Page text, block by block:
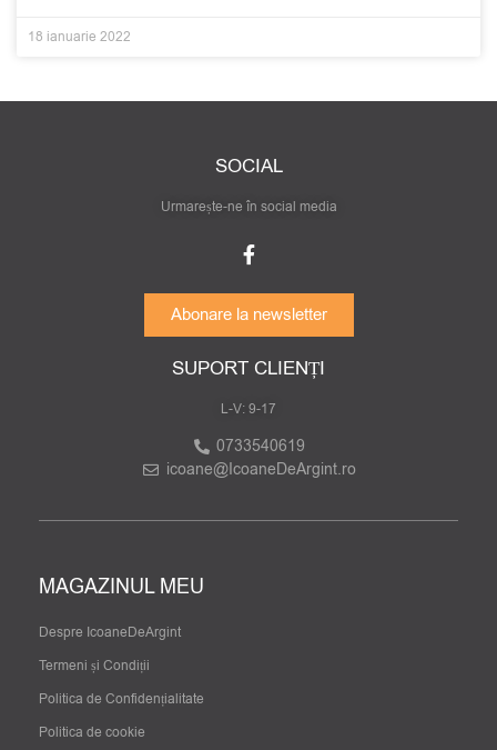
18 ianuarie 2022
SOCIAL
Urmarește-ne în social media
Abonare la newsletter
SUPORT CLIENȚI
L-V: 9-17
0733540619
icoane@IcoaneDeArgint.ro
MAGAZINUL MEU
Despre IcoaneDeArgint
Termeni și Condiții
Politica de Confidențialitate
Politica de cookie